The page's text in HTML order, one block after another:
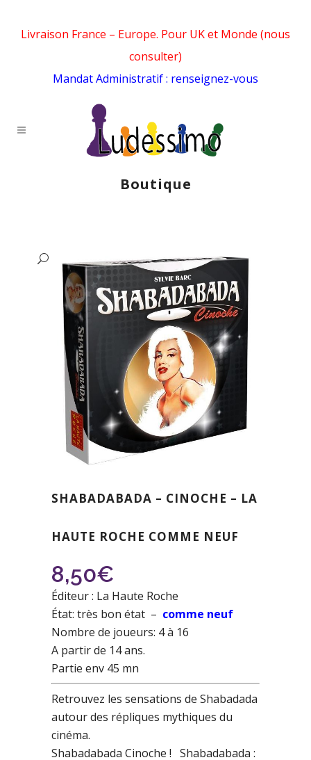
Livraison France – Europe. Pour UK et Monde (nous
consulter)
Mandat Administratif : renseignez-vous
Boutique
SHABADABADA – CINOCHE – LA
HAUTE ROCHE COMME NEUF
8,50€
Éditeur : La Haute Roche
État: très bon état – comme neuf
Nombre de joueurs: 4 à 16
A partir de 14 ans.
Partie env 45 mn
Retrouvez les sensations de Shabadada
autour des répliques mythiques du
cinéma.
Shabadabada Cinoche ! Shabadabada :